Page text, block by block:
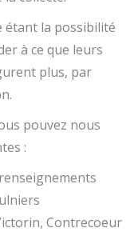
étant la possibilité
à ce que leurs
plus, par
pouvez nous
:
Contrecoeur